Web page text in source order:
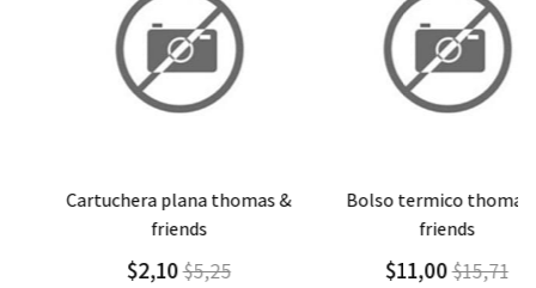
Agregar Detalle
friends
$2,10$5,25
Agregar Detalle
friends
$11,00$15,71